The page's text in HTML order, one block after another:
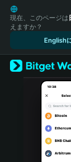
English
日本語
Tiếng Việt
Español
Türkçe
Italiano
Português
Bahasa Indonesia
現在、このページは
えますか？
English